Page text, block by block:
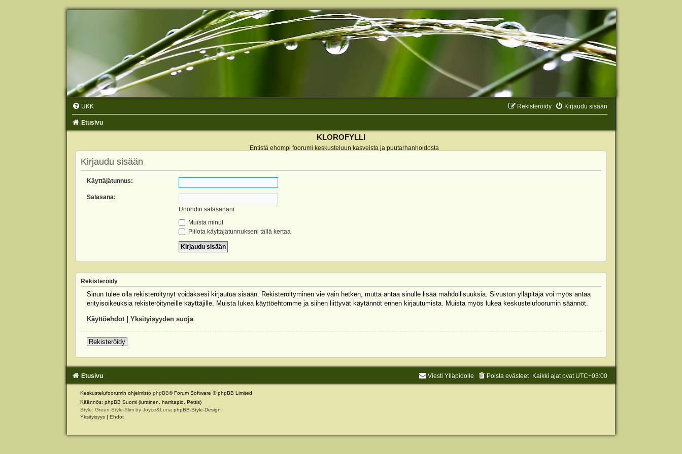
UKK Kirjaudu sisään
Rekisteröidy
Etusivu
KLOROFYLLI
Entistä ehompi foorumi keskusteluun kasveista ja puutarhanhoidosta
Kirjaudu sisään
Käyttäjätunnus:
Salasana:
Unohdin salasanani
Muista minut
Piilota käyttäjätunnukseni tällä kertaa
Rekisteröidy
Sinun tulee olla rekisteröitynyt voidaksesi kirjautua sisään. Rekisteröityminen vie vain hetken, mutta antaa sinulle lisää mahdollisuuksia. Sivuston ylläpitäjä voi myös antaa
erityisoikeuksia rekisteröityneille käyttäjille. Muista lukea käyttöehtomme ja siihen liittyvät käytännöt ennen kirjautumista. Muista myös lukea keskustelufoorumin säännöt.
Käyttöehdot| Yksityisyyden suoja
Rekisteröidy
Etusivu Kaikki ajat ovat UTC+03:00
Poista evästeet
Viesti Ylläpidolle
Keskustelufoorumin ohjelmisto phpBB® Forum Software © phpBB Limited
Käännös: phpBB Suomi (lurttinen, harritapio, Pettis)
Style: Green-Style-Slim by Joyce&Luna phpBB-Style-Design
Yksityisyys | Ehdot